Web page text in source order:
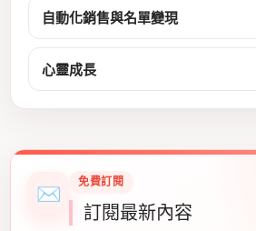
自動化銷售與名單變現
心靈成長
✉ 免費訂閱
訂閱最新內容